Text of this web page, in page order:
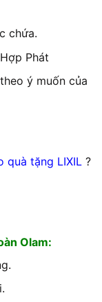
chứa.
Phát
ý muốn của
quà tặng LIXIL ?
Olam: